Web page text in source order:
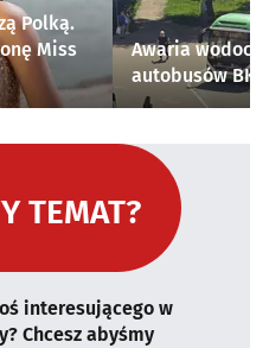
Polką.
Miss
Awaria
autobusów
TEMAT?
interesującego w
Chcesz abyśmy